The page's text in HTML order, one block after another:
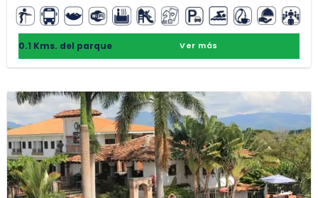
0.1 Kms. del parque Ver más